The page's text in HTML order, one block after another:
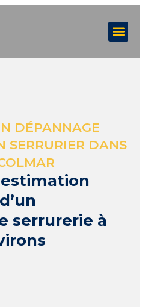
DÉPANNAGE
SERRURIER DANS
serrurerie à